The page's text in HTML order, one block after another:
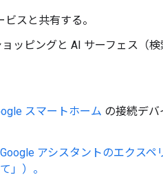
スと共有する。
ッピングと AI サーフェス（
スマートホーム の接続デバ
アシスタントのエクス
」）。